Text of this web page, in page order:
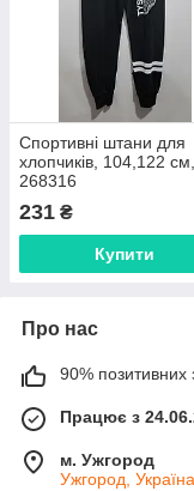
Спортивні штани для
хлопчиків, 104,122
268316
231 ₴
Купити
Про нас
90% позитивних
Працює з
м. Ужгород
Ужгород, Україна